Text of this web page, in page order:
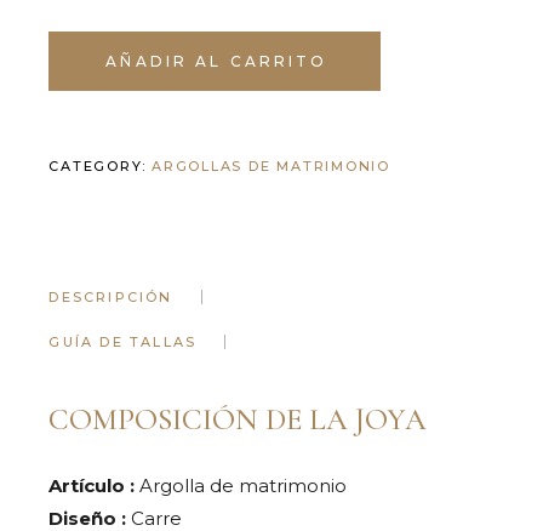
AÑADIR AL CARRITO
CATEGORY: ARGOLLAS DE MATRIMONIO
DESCRIPCIÓN
GUÍA DE TALLAS
COMPOSICIÓN DE LA JOYA
Artículo : Argolla de matrimonio
Diseño : Carre